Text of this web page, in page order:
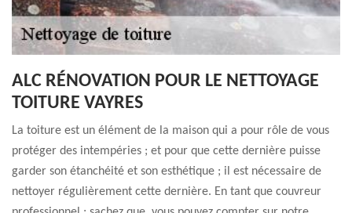
ALC RÉNOVATION POUR LE NETTOYAGE
TOITURE VAYRES
La toiture est un élément de la maison qui a pour rôle de vous
protéger des intempéries ; et pour que cette dernière puisse
garder son étanchéité et son esthétique ; il est nécessaire de
nettoyer régulièrement cette dernière. En tant que couvreur